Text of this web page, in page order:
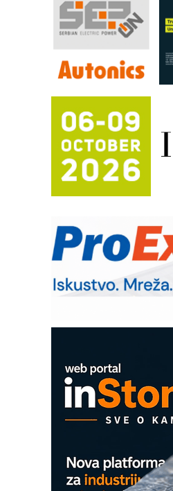
YAMADA pumpe –
pouzdanost u
Filtration Group
rešenja za filtraciju u
procesnim sistemima
FANUC: Najbolje za
automatizaciju
Efikasno upravljanje
Automatizacija
(Shelf-Ready)
Potpuna efikasnost
Trajna oznaka kao
Bezbednost na
IB BLUMENAUER -
poverenja u industriji
OBO sistemi
Proizvodnja iC7
mrežnog pretvarača
hlađenjem